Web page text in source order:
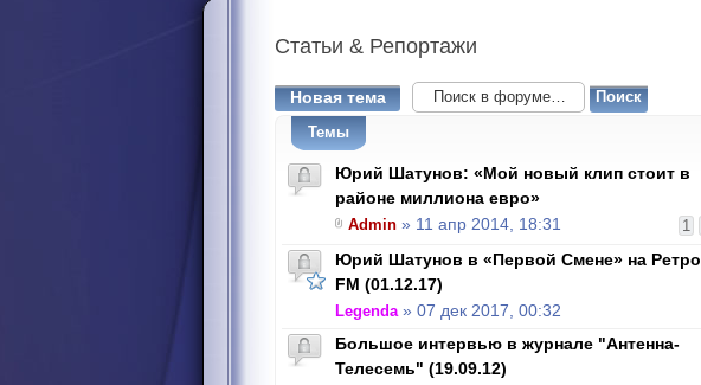
Статьи & Репортажи
Новая тема
Темы
Юрий Шатунов: «Мой новый клип стоит в
районе миллиона евро»
1
Admin » 11 апр 2014, 18:31
Юрий Шатунов в «Первой Смене» на Ретро
FM (01.12.17)
Legenda» 07 дек 2017, 00:32
Большое интервью в журнале "Антенна-
Телесемь" (19.09.12)